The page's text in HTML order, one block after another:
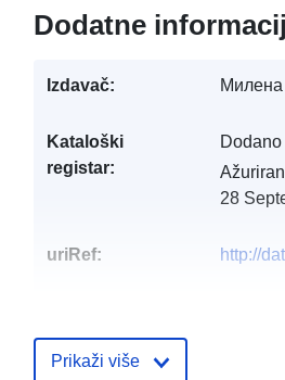
Dodatne
Izdavač: Милена
Kataloški
registar:
28
uriRef: http://
Prikaži više